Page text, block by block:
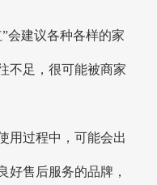
会建议各种各样的家
不足，很可能被商家
用过程中，可能会出
好售后服务的品牌，